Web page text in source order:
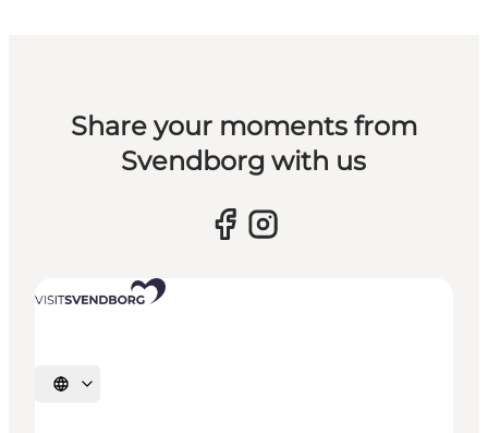
Share your moments from
Svendborg with us
Sprache auswählen